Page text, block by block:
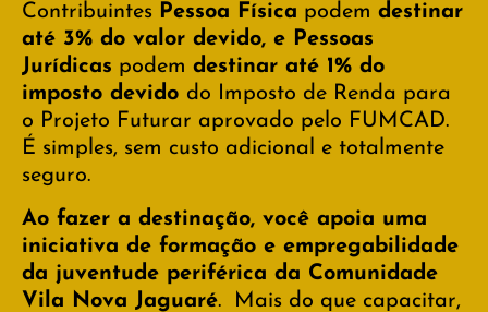
Contribuintes Pessoa Física podem destinar
até 3% do valor devido, e Pessoas
Jurídicas podem destinar até 1% do
imposto devido do Imposto de Renda para
o Projeto Futurar aprovado pelo FUMCAD.
É simples, sem custo adicional e totalmente
seguro.
Ao fazer a destinação, você apoia uma
iniciativa de formação e empregabilidade
da juventude periférica da Comunidade
Vila Nova Jaguaré. Mais do que capacitar,